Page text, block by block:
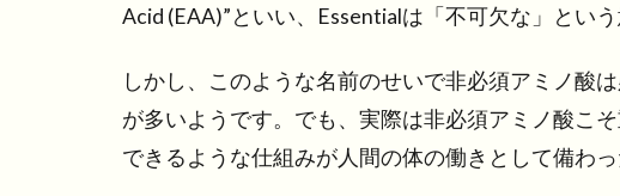
Acid (EAA)”といい、Essentialは「不可欠な」という
しかし、このような名前のせいで非必須アミノ酸
が多いようです。でも、実際は非必須アミノ酸こ
できるような仕組みが人間の体の働きとして備わ